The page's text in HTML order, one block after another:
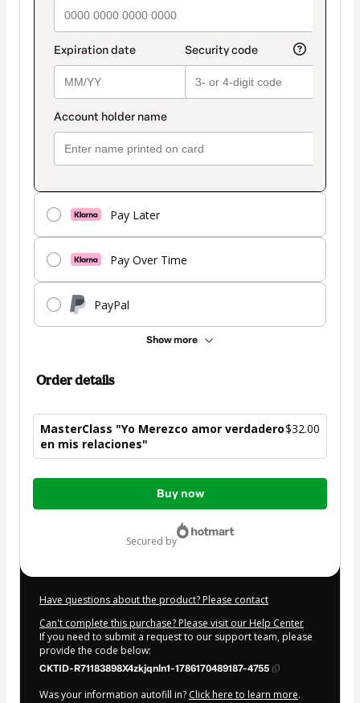
Pay Later
Pay Over Time
PayPal
Show more
Order details
MasterClass "Yo Merezco amor verdadero
en mis relaciones"
$32.00
Total
Buy now
secured by
Have questions about the product? Please contact
Can't complete this purchase? Please visit our Help Center
If you need to submit a request to our support team, please
provide the code below:
CKTID-R71183898X4zkjqnln1-1786170489187-4755
Was your information autofill in? Click here to learn more.